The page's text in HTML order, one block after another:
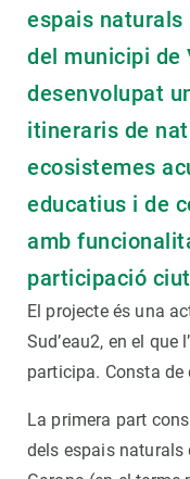
espais naturals
del municipi de
desenvolupat
itineraris de
ecosistemes
educatius i de
amb
participació
El projecte és una
Sud’eau2, en el que
participa. Consta de
La primera part
dels espais naturals